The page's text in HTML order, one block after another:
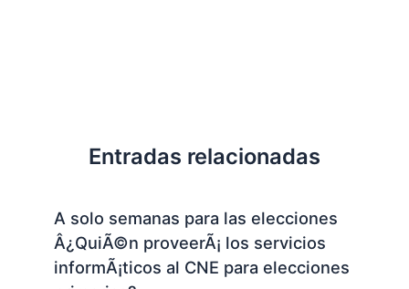
Entradas relacionadas
A solo semanas para las elecciones
Â¿QuiÃ©n proveerÃ¡ los servicios
informÃ¡ticos al CNE para elecciones